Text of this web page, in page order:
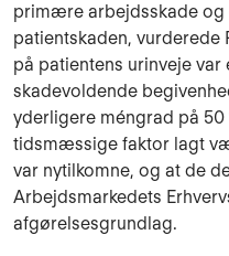
primære arbejdsskade og
patientskaden, vurderede
på patientens urinveje var
skadevoldende
yderligere méngrad på 50
tidsmæssige faktor lagt
var nytilkomne, og at de
Arbejdsmarkedets
afgørelsesgrundlag.